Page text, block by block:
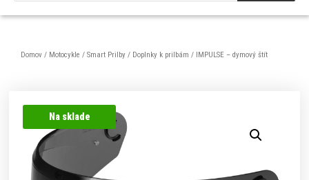
Domov / Motocykle / Smart Prilby / Doplnky k prilbám / IMPULSE – dymový štít
Na sklade